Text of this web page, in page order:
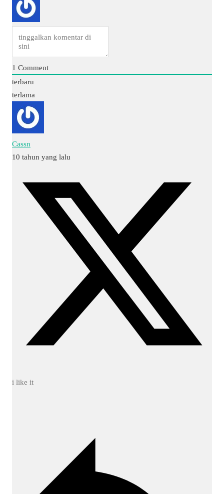
1 Comment
terbaru
terlama
Cassn
10 tahun yang lalu
i like it